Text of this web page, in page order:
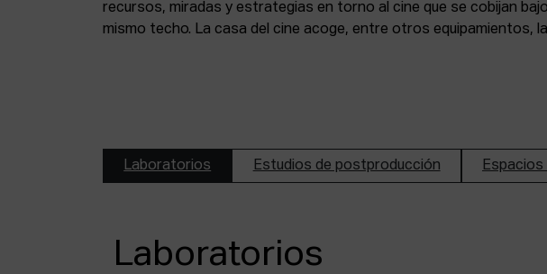
recursos, miradas y estrategias en torno al cine que se cobijan bajo
mismo techo. La casa del cine acoge, entre otros equipamientos,
Laboratorios Estudios de postproducción
Laboratorios